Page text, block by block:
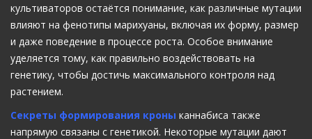
культиваторов остаётся понимание, как различные мутации
влияют на фенотипы марихуаны, включая их форму, размер
и даже поведение в процессе роста. Особое внимание
уделяется тому, как правильно воздействовать на
генетику, чтобы достичь максимального контроля над
растением.
Секреты формирования кроны каннабиса также
напрямую связаны с генетикой. Некоторые мутации дают